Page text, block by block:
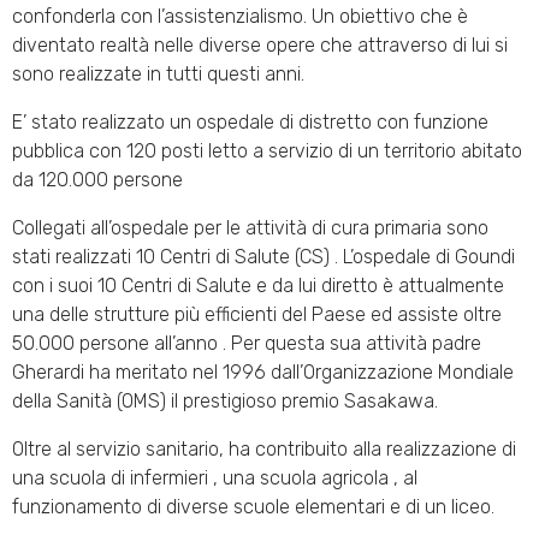
confonderla con l’assistenzialismo. Un obiettivo che è
diventato realtà nelle diverse opere che attraverso di lui si
sono realizzate in tutti questi anni.
E’ stato realizzato un ospedale di distretto con funzione
pubblica con 120 posti letto a servizio di un territorio abitato
da 120.000 persone
Collegati all’ospedale per le attività di cura primaria sono
stati realizzati 10 Centri di Salute (CS) . L’ospedale di Goundi
con i suoi 10 Centri di Salute e da lui diretto è attualmente
una delle strutture più efficienti del Paese ed assiste oltre
50.000 persone all’anno . Per questa sua attività padre
Gherardi ha meritato nel 1996 dall’Organizzazione Mondiale
della Sanità (OMS) il prestigioso premio Sasakawa.
Oltre al servizio sanitario, ha contribuito alla realizzazione di
una scuola di infermieri , una scuola agricola , al
funzionamento di diverse scuole elementari e di un liceo.